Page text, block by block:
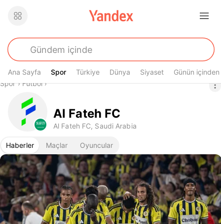
Ana Sayfa Spor
Spor Türkiye Dünya Siyaset Günün içinden
Buradasın
Spor› Futbol›
Al Fateh FC
Al Fateh FC, Saudi Arabia
Haberler Maçlar Oyuncular